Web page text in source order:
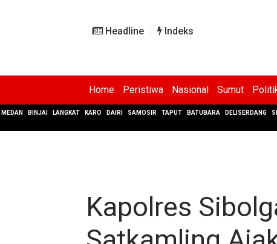
Headline Indeks
Home Peristiwa Nasional Sumut
MEDAN BINJAI LANGKAT KARO DAIRI SAMOSIR TAPUT BATUBARA DELISERDANG
Kapolres